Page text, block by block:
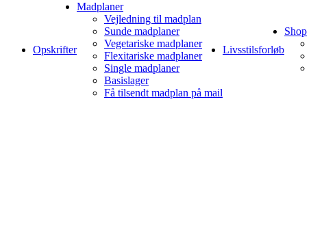
Opskrifter
Madplaner
Vejledning til madplan
Sunde madplaner
Vegetariske madplaner
Flexitariske madplaner
Single madplaner
Basislager
Få tilsendt madplan på mail
Livsstilsforløb
Shop